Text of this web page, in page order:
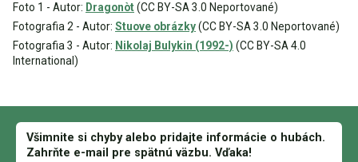
Foto 1 - Autor: Dragonòt(CC BY-SA 3.0 Neportované)
Fotografia 2 - Autor: Stuove obrázky(CC BY-SA 3.0 Neportované)
Fotografia 3 - Autor: Nikolaj Bulykin (1992-) (CC BY-SA 4.0
International)